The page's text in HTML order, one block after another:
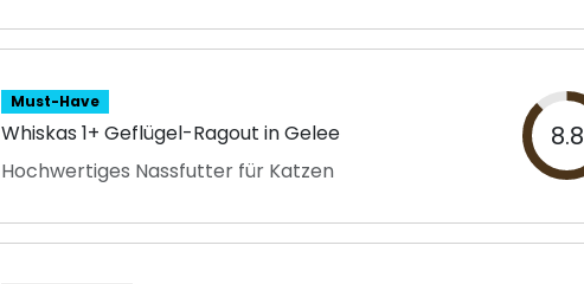
Must-Have
Whiskas 1+ Geflügel-Ragout in Gelee
Hochwertiges Nassfutter für Katzen
8.8